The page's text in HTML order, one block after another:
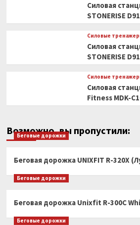
Силовая
STONERISE
Силовые
Силовая
STONERISE
Силовые
Силовая
Fitness MDK-
Возможно, вы пропустили:
Беговые дорожки
Беговая дорожка UNIXFIT R-320X
Беговые дорожки
Беговая дорожка Unixfit R-300C
Беговые дорожки